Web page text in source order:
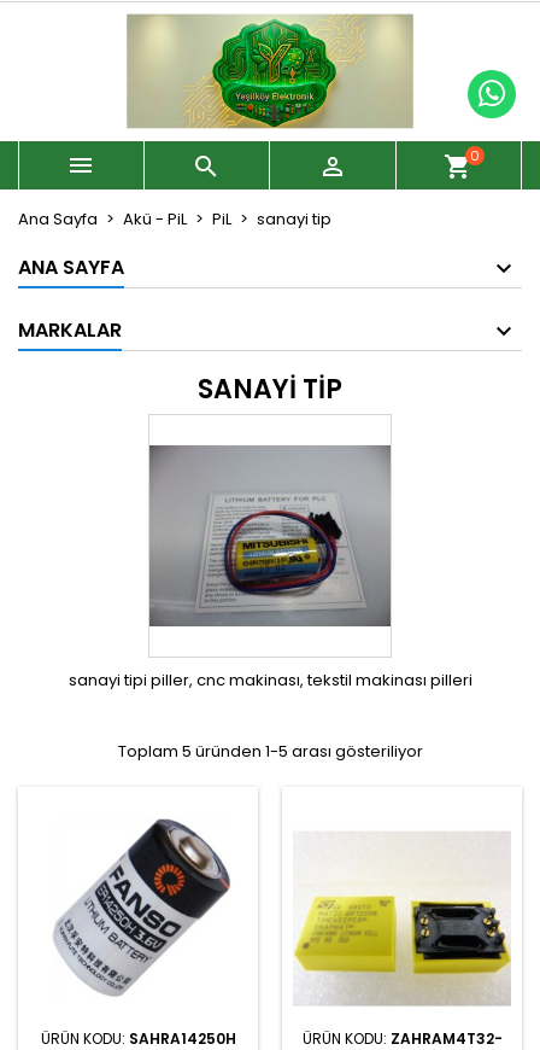
   shopping_cart0
Ana Sayfa Akü - PiL PiL sanayi tip
ANA SAYFA
MARKALAR
SANAYI TIP
sanayi tipi piller, cnc makinası, tekstil makinası pilleri
Toplam 5 üründen 1-5 arası gösteriliyor
ÜRÜN KODU: SAHRA14250H
ÜRÜN KODU: ZAHRAM4T32-